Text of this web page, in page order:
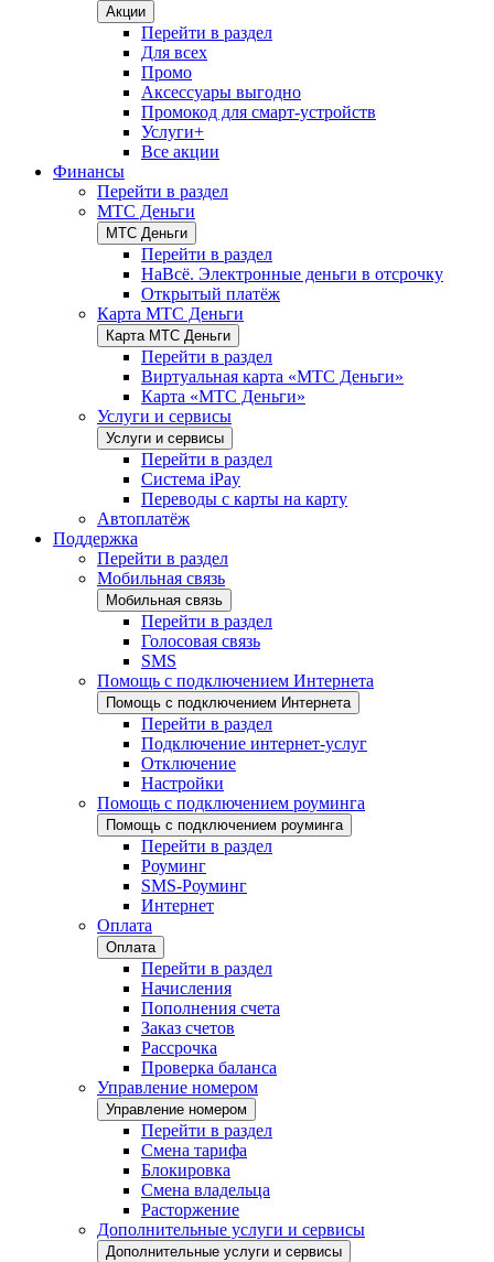
Акции
Перейти в раздел
Для всех
Промо
Аксессуары выгодно
Промокод для смарт-устройств
Услуги+
Все акции
Финансы
Перейти в раздел
МТС Деньги
МТС Деньги
Перейти в раздел
НаВсё. Электронные деньги в отсрочку
Открытый платёж
Карта МТС Деньги
Карта МТС Деньги
Перейти в раздел
Виртуальная карта «МТС Деньги»
Карта «МТС Деньги»
Услуги и сервисы
Услуги и сервисы
Перейти в раздел
Система iPay
Переводы с карты на карту
Автоплатёж
Поддержка
Перейти в раздел
Мобильная связь
Мобильная связь
Перейти в раздел
Голосовая связь
SMS
Помощь с подключением Интернета
Помощь с подключением Интернета
Перейти в раздел
Подключение интернет-услуг
Отключение
Настройки
Помощь с подключением роуминга
Помощь с подключением роуминга
Перейти в раздел
Роуминг
SMS-Роуминг
Интернет
Оплата
Оплата
Перейти в раздел
Начисления
Пополнения счета
Заказ счетов
Рассрочка
Проверка баланса
Управление номером
Управление номером
Перейти в раздел
Смена тарифа
Блокировка
Смена владельца
Расторжение
Дополнительные услуги и сервисы
Дополнительные услуги и сервисы